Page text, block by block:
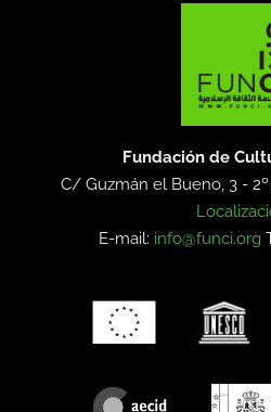
Fundación de
C/ Guzmán el Bueno, 3 -
E-mail: info@funci.org